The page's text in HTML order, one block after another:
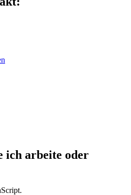
ich arbeite oder